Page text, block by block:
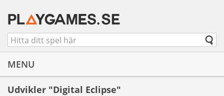
MENU
Udvikler "Digital Eclipse"